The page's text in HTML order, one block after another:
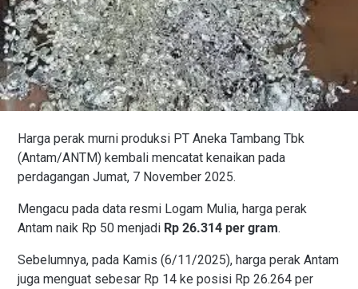
Harga perak murni produksi PT Aneka Tambang Tbk
(Antam/ANTM) kembali mencatat kenaikan pada
perdagangan Jumat, 7 November 2025.
Mengacu pada data resmi Logam Mulia, harga perak
Antam naik Rp 50 menjadi Rp 26.314 per gram.
Sebelumnya, pada Kamis (6/11/2025), harga perak Antam
juga menguat sebesar Rp 14 ke posisi Rp 26.264 per